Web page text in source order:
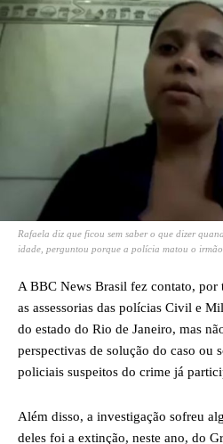
Rafaela diz que ficou sem saber o que dizer
idade, perguntou porque a polícia matou o
A BBC News Brasil fez contato, por
as assessorias das polícias Civil e
do estado do Rio de Janeiro, mas
perspectivas de solução do caso ou
policiais suspeitos do crime já
Além disso, a investigação sofreu
deles foi a extinção, neste ano, do